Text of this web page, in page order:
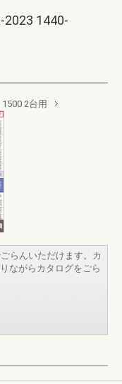
2023 1440-
2台用
らんいただけます。カ
ながらカタログをごら